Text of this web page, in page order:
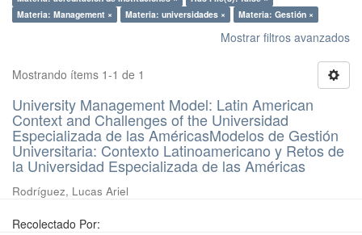
Materia: Management ×
Materia: universidades × Materia: Gestión ×
Mostrar filtros avanzados
Mostrando ítems 1-1 de 1
University Management Model: Latin American
Context and Challenges of the Universidad
Especializada de las AméricasModelos de Gestión
Universitaria: Contexto Latinoamericano y Retos de
la Universidad Especializada de las Américas
Rodríguez, Lucas Ariel
Recolectado Por: